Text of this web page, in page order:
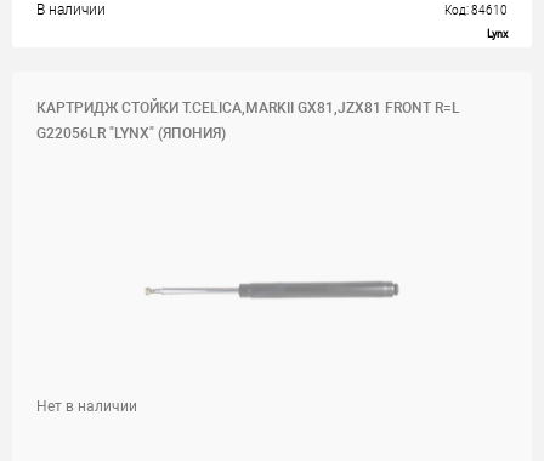
В наличии Код: 84610
Lynx
КАРТРИДЖ СТОЙКИ T.CELICA,MARKII GX81,JZX81 FRONT R=L
G22056LR "LYNX" (ЯПОНИЯ)
Нет в наличии